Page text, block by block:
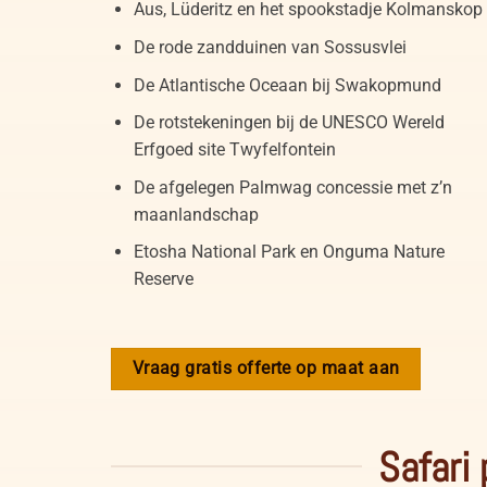
Aus, Lüderitz en het spookstadje Kolmanskop
De rode zandduinen van Sossusvlei
De Atlantische Oceaan bij Swakopmund
De rotstekeningen bij de UNESCO Wereld
Erfgoed site Twyfelfontein
De afgelegen Palmwag concessie met z’n
maanlandschap
Etosha National Park en Onguma Nature
Reserve
Vraag gratis offerte op maat aan
Safari